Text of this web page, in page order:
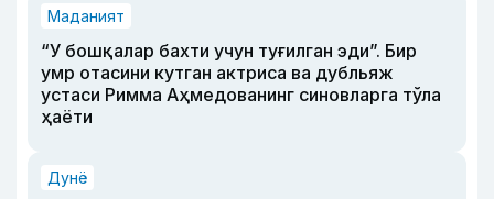
Маданият
“У бошқалар бахти учун туғилган эди”. Бир
умр отасини кутган актриса ва дубльяж
устаси Римма Аҳмедованинг синовларга тўла
ҳаёти
Дунё